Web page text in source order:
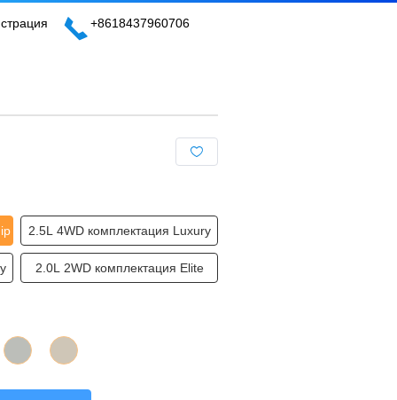
+8618437960706
2.5L 4WD комплектация Luxury
2.0L 2WD комплектация Elite